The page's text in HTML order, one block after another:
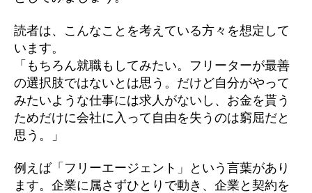
読者は、こんなことを考えている方々を想定して
います。
「もちろん就職もしてみたい。フリーターが最善
の選択肢ではないとは思う。だけど自分がやって
みたいような仕事には求人がないし、お金を貰う
ためだけに会社に入って自由を失うのは窮屈だと
思う。」
例えば「フリーエージェント」という言葉があり
ます。企業に属さずひとりで動き、企業と契約を